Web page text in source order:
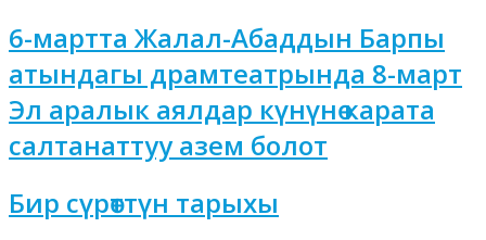
6-мартта Жалал-Абаддын Барпы
атындагы драмтеатрында 8-март
Эл аралык аялдар күнүнө карата
салтанаттуу азем болот
Бир сүрөттүн тарыхы